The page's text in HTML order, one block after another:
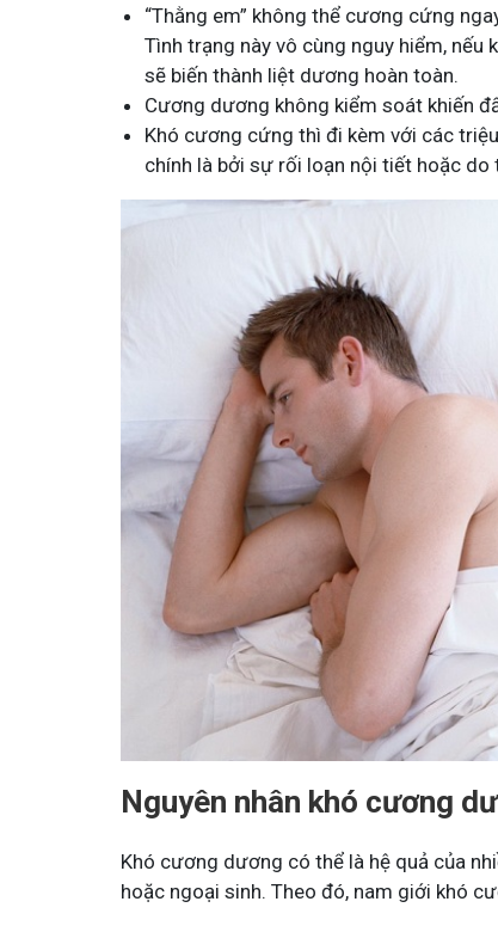
“Thằng em” không thể cương cứng
Tình trạng này vô cùng nguy hiểm,
sẽ biến thành liệt dương hoàn toàn.
Cương dương không kiểm soát khiến
Khó cương cứng thì đi kèm với các
chính là bởi sự rối loạn nội tiết hoặc do
Nguyên nhân khó cương
Khó cương dương có thể là hệ quả của
hoặc ngoại sinh. Theo đó, nam giới khó